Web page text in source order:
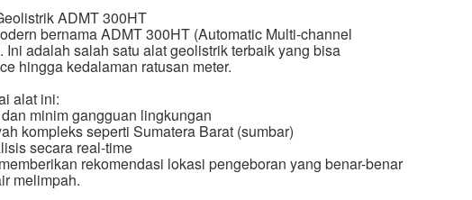
ADMT 300HT
bernama ADMT 300HT (Automatic Multi-channel
Ini adalah salah satu alat geolistrik terbaik yang bisa
hingga kedalaman ratusan meter.
alat ini:
minim gangguan lingkungan
kompleks seperti Sumatera Barat (sumbar)
secara real-time
rekomendasi lokasi pengeboran yang benar-benar
melimpah.